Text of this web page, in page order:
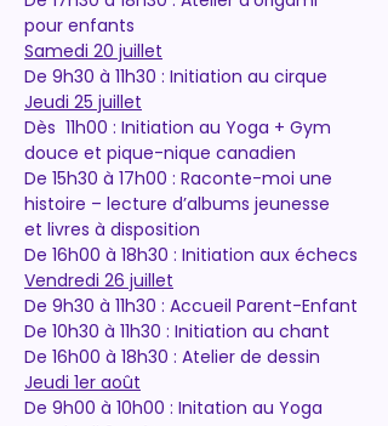
pour enfants
Samedi 20 juillet
De 9h30 à 11h30 : Initiation au cirque
Jeudi 25 juillet
Dès  11h00 : Initiation au Yoga + Gym
douce et pique-nique canadien
De 15h30 à 17h00 : Raconte-moi une
histoire – lecture d’albums jeunesse
et livres à disposition
De 16h00 à 18h30 : Initiation aux échecs
Vendredi 26 juillet
De 9h30 à 11h30 : Accueil Parent-Enfant
De 10h30 à 11h30 : Initiation au chant
De 16h00 à 18h30 : Atelier de dessin
Jeudi 1er août
De 9h00 à 10h00 : Initation au Yoga